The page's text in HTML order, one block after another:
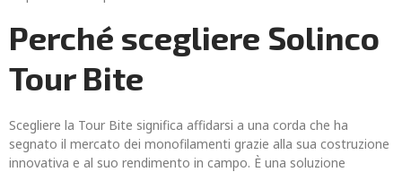
Perché scegliere Solinco
Tour Bite
Scegliere la Tour Bite significa affidarsi a una corda che ha
segnato il mercato dei monofilamenti grazie alla sua costruzione
innovativa e al suo rendimento in campo. È una soluzione